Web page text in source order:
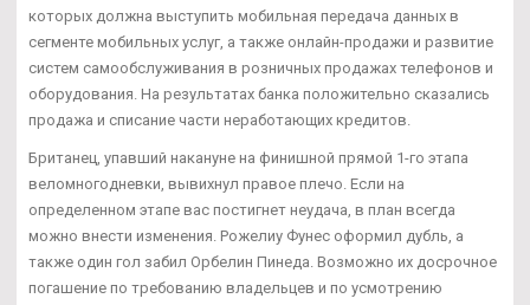
которых должна выступить мобильная передача данных в
сегменте мобильных услуг, а также онлайн-продажи и развитие
систем самообслуживания в розничных продажах телефонов и
оборудования. На результатах банка положительно сказались
продажа и списание части неработающих кредитов.
Британец, упавший накануне на финишной прямой 1-го этапа
веломногодневки, вывихнул правое плечо. Если на
определенном этапе вас постигнет неудача, в план всегда
можно внести изменения. Рожелиу Фунес оформил дубль, а
также один гол забил Орбелин Пинеда. Возможно их досрочное
погашение по требованию владельцев и по усмотрению